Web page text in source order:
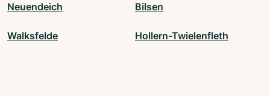
Neuendeich Bilsen
Walksfelde Hollern-Twielenfleth